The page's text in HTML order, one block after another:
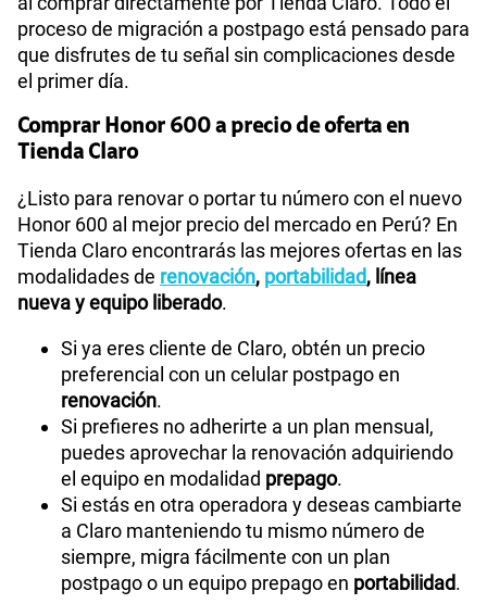
proceso de migración a postpago está pensado para
que disfrutes de tu señal sin complicaciones desde
el primer día.
Comprar Honor 600 a precio de oferta en
Tienda Claro
¿Listo para renovar o portar tu número con el nuevo
Honor 600 al mejor precio del mercado en Perú? En
Tienda Claro encontrarás las mejores ofertas en las
modalidades de renovación, portabilidad, línea
nueva y equipo liberado.
Si ya eres cliente de Claro, obtén un precio
preferencial con un celular postpago en
renovación.
Si prefieres no adherirte a un plan mensual,
puedes aprovechar la renovación adquiriendo
el equipo en modalidad prepago.
Si estás en otra operadora y deseas cambiarte
a Claro manteniendo tu mismo número de
siempre, migra fácilmente con un plan
postpago o un equipo prepago en portabilidad.